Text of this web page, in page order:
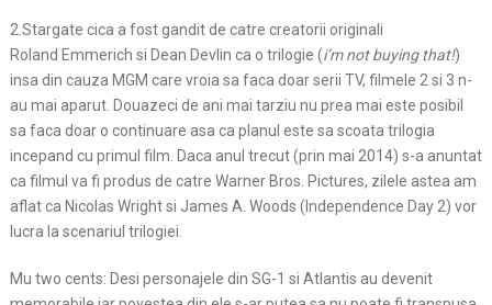
2.Stargate cica a fost gandit de catre creatorii originali
Roland Emmerich si Dean Devlin ca o trilogie (i’m not buying that!)
insa din cauza MGM care vroia sa faca doar serii TV, filmele 2 si 3 n-
au mai aparut. Douazeci de ani mai tarziu nu prea mai este posibil
sa faca doar o continuare asa ca planul este sa scoata trilogia
incepand cu primul film. Daca anul trecut (prin mai 2014) s-a anuntat
ca filmul va fi produs de catre Warner Bros. Pictures, zilele astea am
aflat ca Nicolas Wright si James A. Woods (Independence Day 2) vor
lucra la scenariul trilogiei.
Mu two cents: Desi personajele din SG-1 si Atlantis au devenit